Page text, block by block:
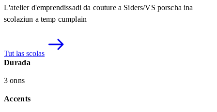
L'atelier d'emprendissadi da couture a Siders/VS porscha ina
scolaziun a temp cumplain
Tut las scolas
Durada
3 onns
Accents